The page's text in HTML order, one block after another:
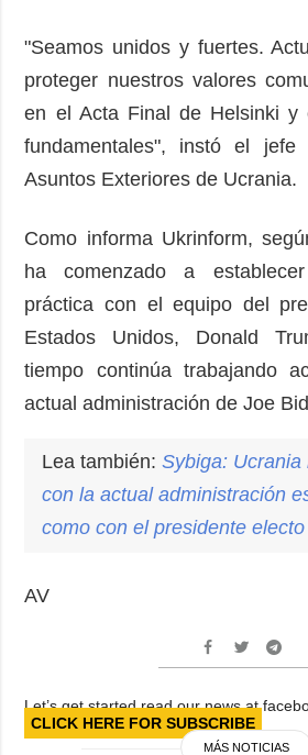
"Seamos unidos y fuertes.
proteger nuestros valores
en el Acta Final de Helsinki y
fundamentales", instó el
Asuntos Exteriores de Ucrania.
Como informa Ukrinform,
ha comenzado a
práctica con el equipo del
Estados Unidos, Donald
tiempo continúa trabajando
actual administración de Joe
Lea también:Sybiga:
con la actual administración
como con el presidente
AV
Let’s get started read our news at
CLICK HERE FOR SUBSCRIBE
MÁS NOTICIAS